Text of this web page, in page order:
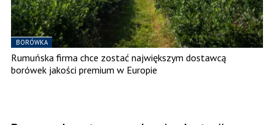
BORÓWKA
Rumuńska firma chce zostać największym dostawcą
borówek jakości premium w Europie